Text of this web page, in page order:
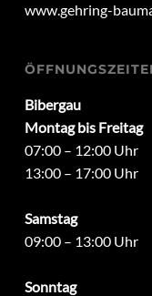
www.gehring-
Bibergau
Montag bis Freitag
07:00 – 12:00 Uhr
13:00 – 17:00 Uhr
Samstag
09:00 – 13:00 Uhr
Sonntag